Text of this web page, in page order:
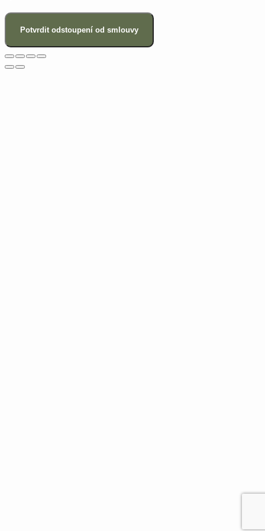
Potvrdit odstoupení od smlouvy